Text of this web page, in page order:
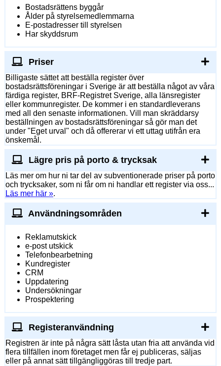
Bostadsrättens byggår
Ålder på styrelsemedlemmarna
E-postadresser till styrelsen
Har skyddsrum
Priser
Billigaste sättet att beställa register över
bostadsrättsföreningar i Sverige är att beställa något av våra
färdiga register, BRF-Registret Sverige, alla länsregister
eller kommunregister. De kommer i en standardleverans
med all den senaste informationen. Vill man skräddarsy
beställningen av bostadsrättsföreningar så gör man det
under "Eget urval" och då offererar vi ett uttag utifrån era
önskemål.
Lägre pris på porto & trycksak
Läs mer om hur ni tar del av subventionerade priser på porto
och trycksaker, som ni får om ni handlar ett register via oss...
Läs mer här ».
Användningsområden
Reklamutskick
e-post utskick
Telefonbearbetning
Kundregister
CRM
Uppdatering
Undersökningar
Prospektering
Registeranvändning
Registren är inte på några sätt låsta utan fria att använda vid
flera tillfällen inom företaget men får ej publiceras, säljas
eller på annat sätt tillgängliggöras till tredje part.